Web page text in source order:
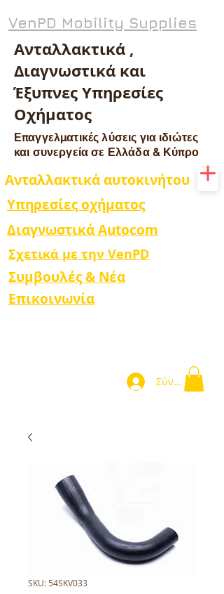
VenPD Mobility Supplies
Σύνδεση
Συμβουλές & Νέα
Επικοινωνία
Διαγνωστικά Autocom
Υπηρεσίες οχήματος
Ανταλλακτικά αυτοκινήτου
Ανταλλακτικά ,
Διαγνωστικά και
Έξυπνες Υπηρεσίες
Οχήματος
Επαγγελματικές λύσεις για ιδιώτες
και συνεργεία σε Ελλάδα & Κύπρο
Σχετικά με την VenPD
SKU: 54SKV033